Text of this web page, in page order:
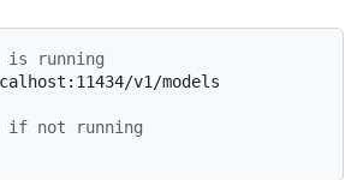
is running
v1/models
if not running